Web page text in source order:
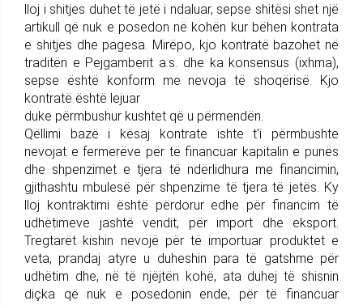
lloj i shitjes duhet të jetë i ndaluar, sepse shitësi shet një
artikull që nuk e posedon në kohën kur bëhen kontrata
e shitjes dhe pagesa. Mirëpo, kjo kontratë bazohet në
traditën e Pejgamberit a.s. dhe ka konsensus (ixhma),
sepse është konform me nevoja të shoqërisë. Kjo
kontratë është lejuar
duke përmbushur kushtet që u përmendën.
Qëllimi bazë i kësaj kontrate ishte t'i përmbushte
nevojat e fermerëve për të financuar kapitalin e punës
dhe shpenzimet e tjera të ndërlidhura me financimin,
gjithashtu mbulesë për shpenzime të tjera të jetës. Ky
lloj kontraktimi është përdorur edhe për financim të
udhëtimeve jashtë vendit, për import dhe eksport.
Tregtarët kishin nevojë për të importuar produktet e
veta, prandaj atyre u duheshin para të gatshme për
udhëtim dhe, në të njëjtën kohë, ata duhej të shisnin
diçka që nuk e posedonin ende, për të financuar